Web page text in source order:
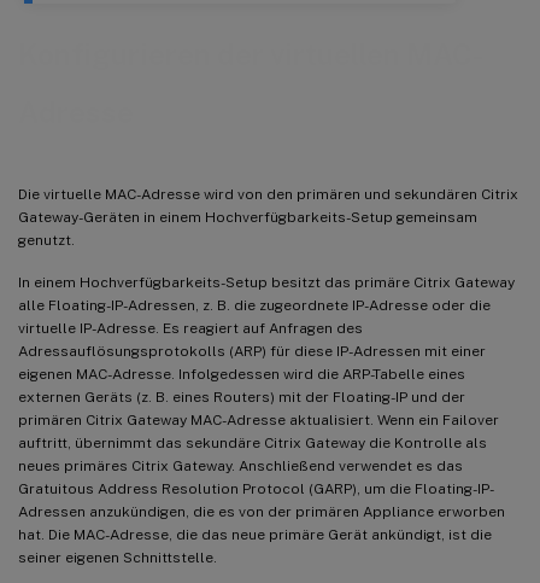
Die virtuelle MAC-Adresse wird von den primären und sekundären Citrix
Gateway-Geräten in einem Hochverfügbarkeits-Setup gemeinsam
genutzt.
In einem Hochverfügbarkeits-Setup besitzt das primäre Citrix Gateway
alle Floating-IP-Adressen, z. B. die zugeordnete IP-Adresse oder die
virtuelle IP-Adresse. Es reagiert auf Anfragen des
Adressauflösungsprotokolls (ARP) für diese IP-Adressen mit einer
eigenen MAC-Adresse. Infolgedessen wird die ARP-Tabelle eines
externen Geräts (z. B. eines Routers) mit der Floating-IP und der
primären Citrix Gateway MAC-Adresse aktualisiert. Wenn ein Failover
auftritt, übernimmt das sekundäre Citrix Gateway die Kontrolle als
neues primäres Citrix Gateway. Anschließend verwendet es das
Gratuitous Address Resolution Protocol (GARP), um die Floating-IP-
Adressen anzukündigen, die es von der primären Appliance erworben
hat. Die MAC-Adresse, die das neue primäre Gerät ankündigt, ist die
seiner eigenen Schnittstelle.